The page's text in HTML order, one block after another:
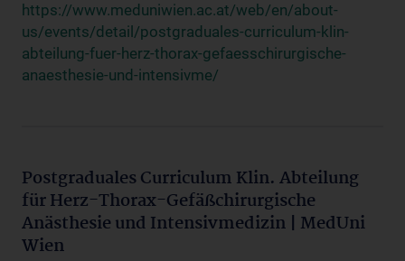
https://www.meduniwien.ac.at/web/en/about-
us/events/detail/postgraduales-curriculum-klin-
abteilung-fuer-herz-thorax-gefaesschirurgische-
anaesthesie-und-intensivme/
Postgraduales Curriculum Klin. Abteilung
für Herz-Thorax-Gefäßchirurgische
Anästhesie und Intensivmedizin | MedUni
Wien